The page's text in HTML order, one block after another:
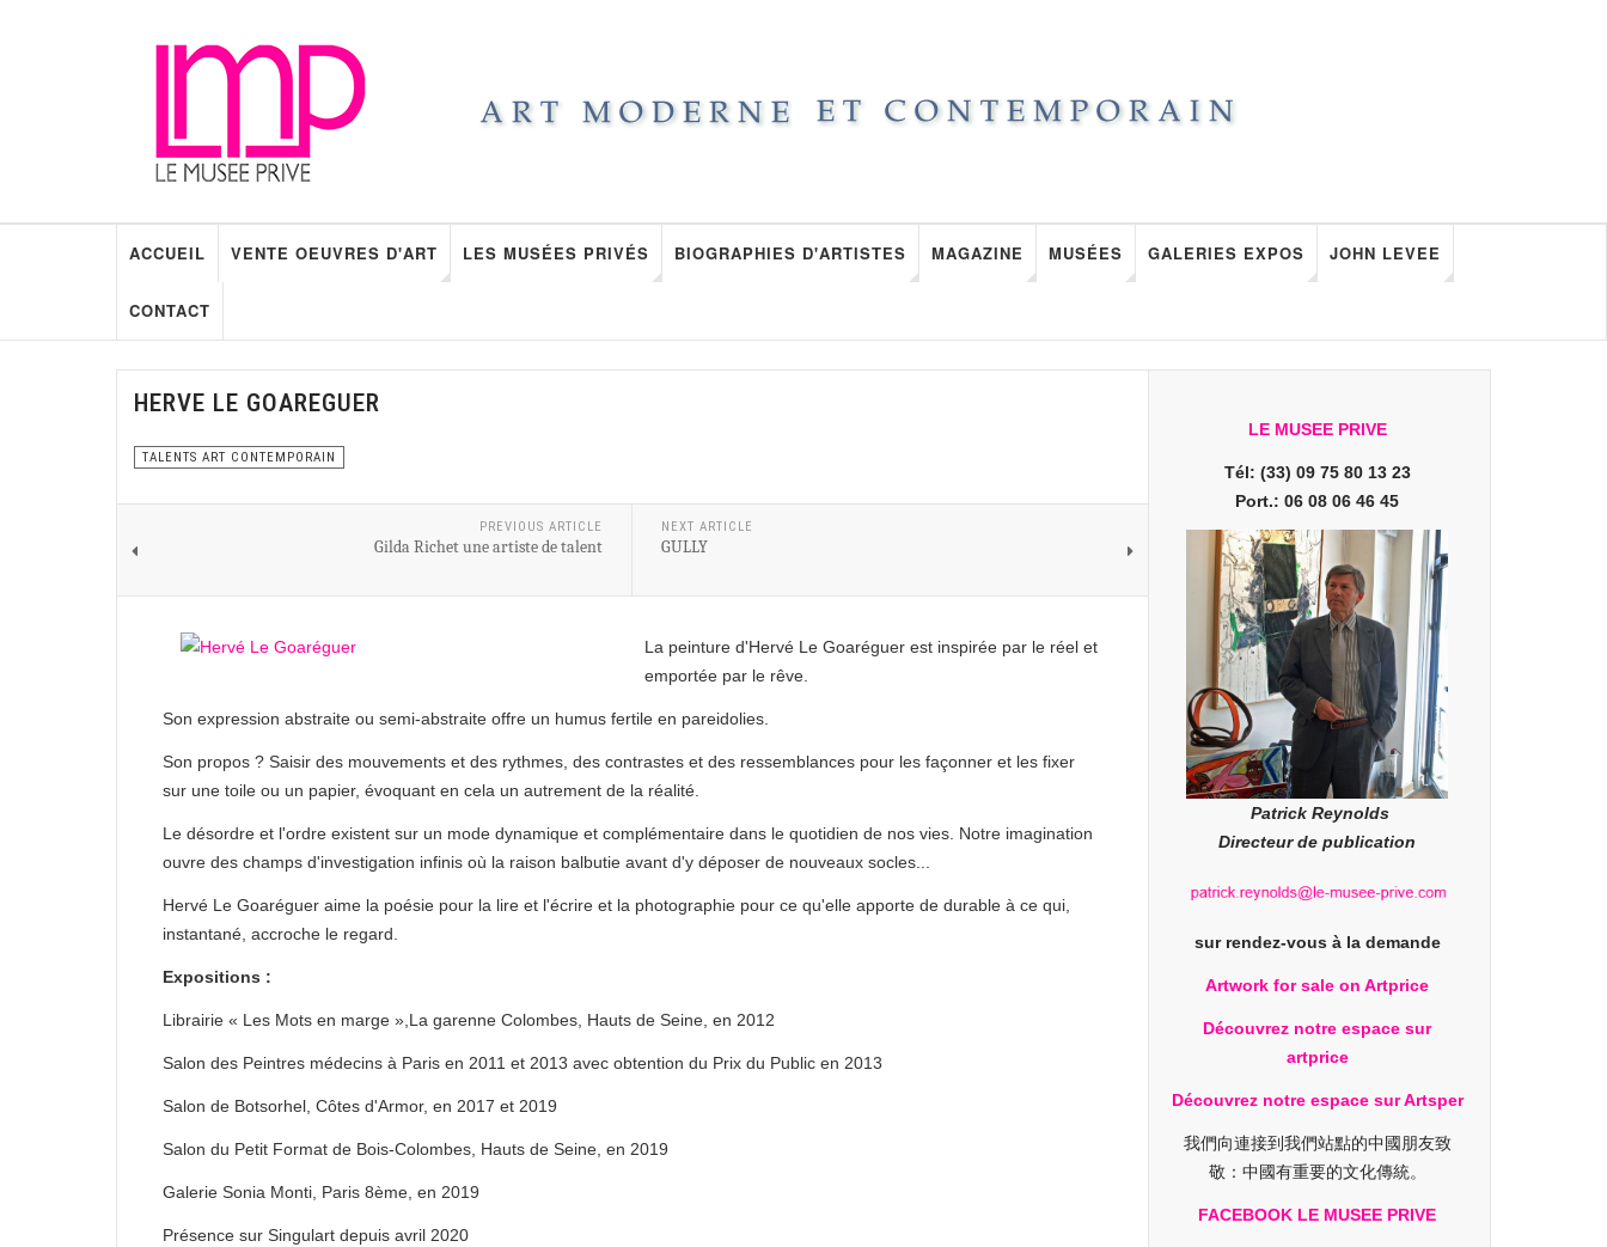
ACCUEIL VENTE OEUVRES D'ART LES MUSÉES PRIVÉS BIOGRAPHIES D'ARTISTES MAGAZINE MUSÉES GALERIES EXPOS JOHN LEVEE
CONTACT
HERVE LE GOAREGUER
TALENTS ART CONTEMPORAIN
PREVIOUS ARTICLE
Gilda Richet une artiste de talent
NEXT ARTICLE
GULLY
La peinture d'Hervé Le Goaréguer est inspirée par le réel et
emportée par le rêve.
Son expression abstraite ou semi-abstraite offre un humus fertile en pareidolies.
Son propos ? Saisir des mouvements et des rythmes, des contrastes et des ressemblances pour les façonner et les fixer
sur une toile ou un papier, évoquant en cela un autrement de la réalité.
Le désordre et l'ordre existent sur un mode dynamique et complémentaire dans le quotidien de nos vies. Notre imagination
ouvre des champs d'investigation infinis où la raison balbutie avant d'y déposer de nouveaux socles...
Hervé Le Goaréguer aime la poésie pour la lire et l'écrire et la photographie pour ce qu'elle apporte de durable à ce qui,
instantané, accroche le regard.
Expositions :
Librairie « Les Mots en marge »,La garenne Colombes, Hauts de Seine, en 2012
Salon des Peintres médecins à Paris en 2011 et 2013 avec obtention du Prix du Public en 2013
Salon de Botsorhel, Côtes d'Armor, en 2017 et 2019
Salon du Petit Format de Bois-Colombes, Hauts de Seine, en 2019
Galerie Sonia Monti, Paris 8ème, en 2019
Présence sur Singulart depuis avril 2020
LE MUSEE PRIVE
Tél: (33) 09 75 80 13 23
Port.: 06 08 06 46 45
Patrick Reynolds
Directeur de publication
sur rendez-vous à la demande
Artwork for sale on Artprice
Découvrez notre espace sur
artprice
Découvrez notre espace sur Artsper
我們向連接到我們站點的中國朋友致
敬：中國有重要的文化傳統。
FACEBOOK LE MUSEE PRIVE